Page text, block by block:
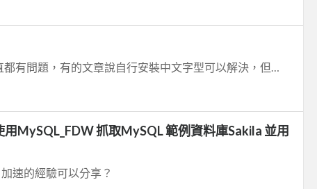
MySQL_FDW 抓取MySQL 範例資料庫Sakila 並用
速的經驗可以分享？